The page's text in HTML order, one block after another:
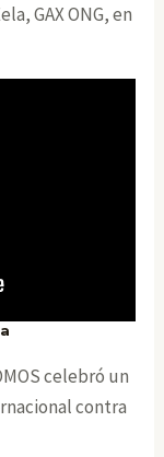
GAX ONG, en
celebró un
contra